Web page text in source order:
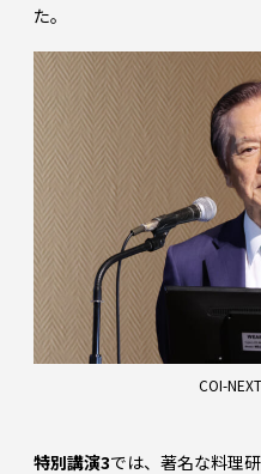
た。
COI-
特別講演3では、著名な料理